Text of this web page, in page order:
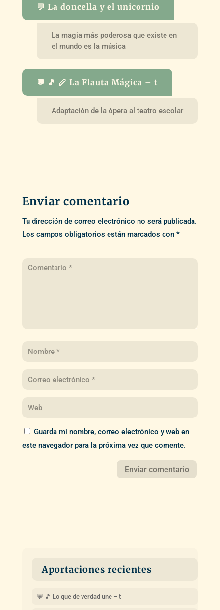
💬 La doncella y el unicornio
La magia más poderosa que existe en
el mundo es la música
💬 🎵 🪈 La Flauta Mágica – t
Adaptación de la ópera al teatro escolar
Enviar comentario
Tu dirección de correo electrónico no será publicada.
Los campos obligatorios están marcados con *
Guarda mi nombre, correo electrónico y web en
este navegador para la próxima vez que comente.
Aportaciones recientes
💬 🎵 Lo que de verdad une – t